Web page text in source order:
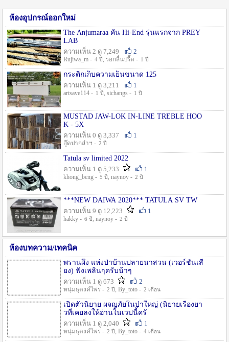
ห้องอุปกรณ์ออกใหม่
The Anjumaraa คัน Hi-End รุ่นแรกจาก PREY
LAB
ความเห็น 2 ดู 7,249
2
Rujiwa_m - 4 ปี , รอกลื่นปรื๊ด - 1 ปี
กระติกเก็บความเย็นขนาด 125
ความเห็น 1 ดู 3,211
1
artsave114 - 1 ปี , sichangs - 1 ปี
MUSTAD JAW-LOK IN-LINE TREBLE HOO
K - 5X
ความเห็น 0 ดู 3,337
1
อู๊ดปากลำฯ - 2 ปี
Tatula sv limited 2022
ความเห็น 1 ดู 5,233
1
khong_beng - 5 ปี , naynoy - 2 ปี
***NEW DAIWA 2020*** TATULA SV TW
ความเห็น 9 ดู 12,223
1
hakky - 6 ปี , naynoy - 2 ปี
ห้องบทความ/เทคนิค
พรานผึ้ง แห่งป่าบ้านปลายนาสวน (เวอร์ชั่นเสี
ยง) ฟังเพลินๆครับน้าๆ
ความเห็น 1 ดู 673
2
หนุ่มธุดงค์ไพร - 2 ปี , By_toto - 2 เดือน
เปิดตัวนิยาย ผจญภัยในป่าใหญ่ (นิยายเรื่องยา
วที่เคยลงให้อ่านในเวปนี้ครั
ความเห็น 1 ดู 2,040
1
หนุ่มธุดงค์ไพร - 2 ปี , By_toto - 4 เดือน